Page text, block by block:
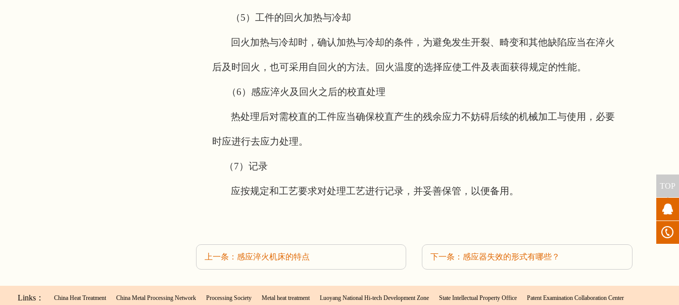
（5） 工件的回火加热与冷却
回火加热与冷却时，确认加热与冷却的条件，为避免发生开裂、畸变和其他缺陷应当在淬火
后及时回火，也可采用自回火的方法。回火温度的选择应使工件及表面获得规定的性能。
（6）感应淬火及回火之后的校直处理
热处理后对需校直的工件应当确保校直产生的残余应力不妨碍后续的机械加工与使用，必要
时应进行去应力处理。
（7）记录
应按规定和工艺要求对处理工艺进行记录，并妥善保管，以便备用。
上一条：感应淬火机床的特点 下一条：感应器失效的形式有哪些？
Links： China Heat Treatment China Metal Processing Network Processing Society Metal heat treatment Luoyang National Hi-tech Development Zone State Intellectual Property Office Patent Examination Collaboration Center
TOP